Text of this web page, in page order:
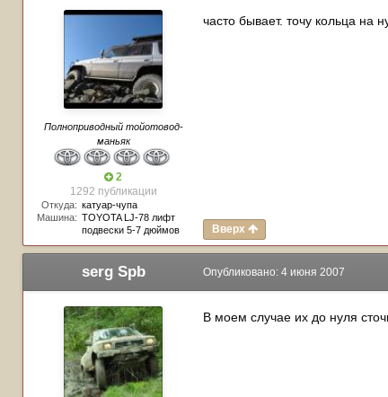
Полноприводный тойотовод-
маньяк
2
1292 публикации
Откуда: катуар-чупа
Машина: TOYOTA LJ-78 лифт
подвески 5-7 дюймов
часто бывает. точу кольца на
Вверх
serg Spb Опубликовано: 4 июня 2007
В моем случае их до нуля